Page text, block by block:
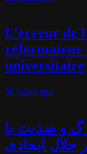
L’erreur de
réformateur
universitaire
56 years ago
و ضدیت با
جلال ایجادی